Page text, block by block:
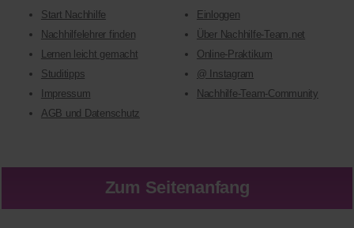
Start Nachhilfe
Nachhilfelehrer finden
Lernen leicht gemacht
Studitipps
Impressum
AGB und Datenschutz
Einloggen
Über Nachhilfe-Team.net
Online-Praktikum
@ Instagram
Nachhilfe-Team-Community
Zum Seitenanfang